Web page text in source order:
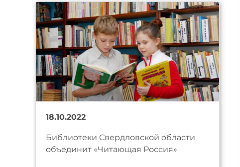
18.10.2022
Библиотеки Свердловской области
объединит «Читающая Россия»